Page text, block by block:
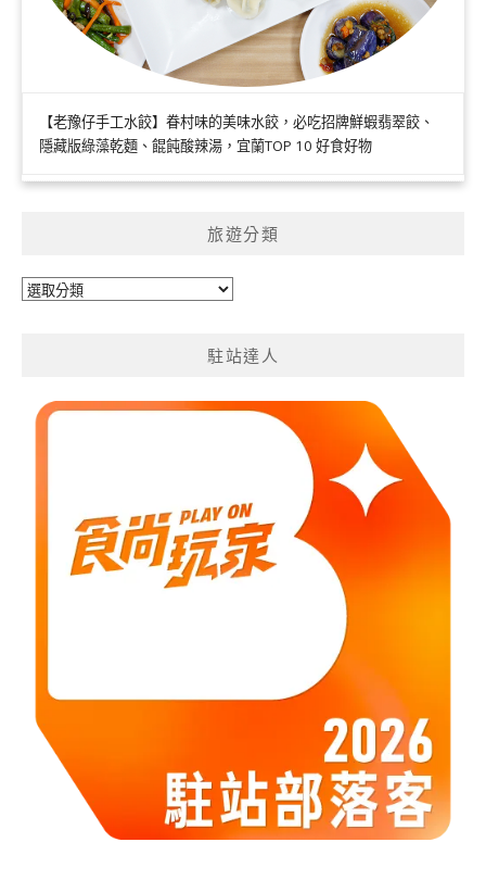
【老豫仔手工水餃】眷村味的美味水餃，必吃招牌鮮蝦翡翠餃、
隱藏版綠藻乾麵、餛飩酸辣湯，宜蘭TOP 10 好食好物
旅遊分類
旅
駐站達人